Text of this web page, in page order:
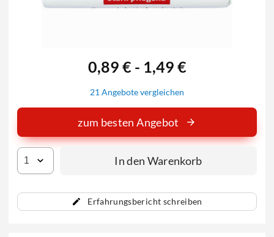
Erfahrungsbericht schreiben
0,89 € - 1,49 €
21 Angebote vergleichen
zum besten Angebot
In den Warenkorb